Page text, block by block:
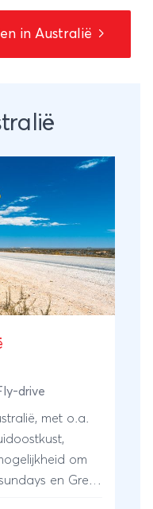
in Australië
drive
met o.a.
om
en Great